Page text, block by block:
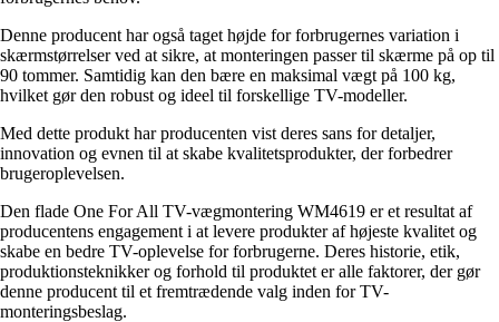
Denne producent har også taget højde for forbrugernes variation i
skærmstørrelser ved at sikre, at monteringen passer til skærme på op til
90 tommer. Samtidig kan den bære en maksimal vægt på 100 kg,
hvilket gør den robust og ideel til forskellige TV-modeller.
Med dette produkt har producenten vist deres sans for detaljer,
innovation og evnen til at skabe kvalitetsprodukter, der forbedrer
brugeroplevelsen.
Den flade One For All TV-vægmontering WM4619 er et resultat af
producentens engagement i at levere produkter af højeste kvalitet og
skabe en bedre TV-oplevelse for forbrugerne. Deres historie, etik,
produktionsteknikker og forhold til produktet er alle faktorer, der gør
denne producent til et fremtrædende valg inden for TV-
monteringsbeslag.